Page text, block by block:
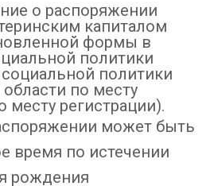
о распоряжении
капиталом
формы в
политики
политики
по месту
месту регистрации).
может быть
время по истечении
рождения